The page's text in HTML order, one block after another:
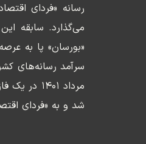
رسانه «فردای
«بورسان» پا به
سرآمد رسانه‌های
مرداد
شد و به «فردای